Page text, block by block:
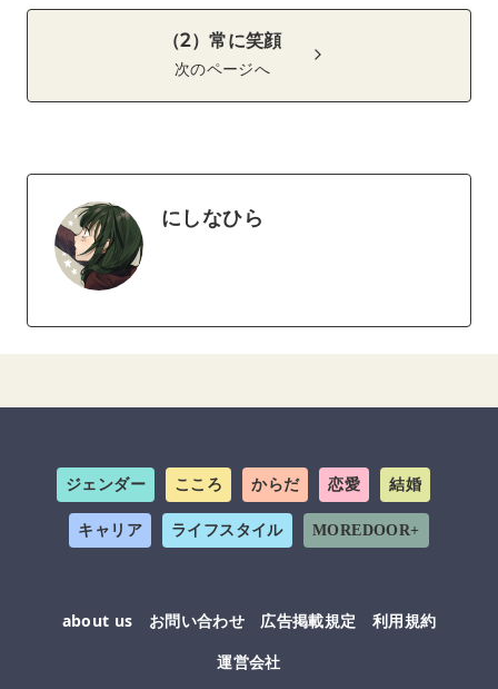
（2）常に笑顔
次のページへ
にしなひら
ジェンダー こころ からだ 恋愛 結婚
キャリア ライフスタイル MOREDOOR+
about us お問い合わせ 広告掲載規定
利用規約
運営会社